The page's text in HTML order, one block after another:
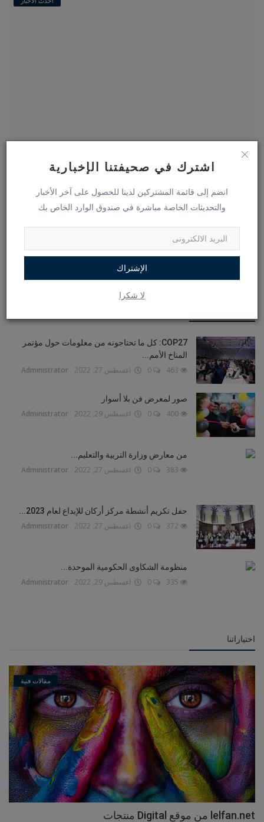
اشترك في صحيفتنا الإخبارية
انضم إلى قائمة المشتركين لدينا للحصول على آخر الأخبار
والتحديثات الخاصة مباشرة في صندوق الوارد الخاص بك
الإشتراك
لا شكرا
من معارض وزارة التربية والتعليم...
Administrator اغسطس 27, 2022 0
افتتحت وزارة التربية والتعليم والتعليم الفنى، الثلاثاء، معرضًا للاقتصاد
المنزلي للفصل الدراسي الأول للعام الدراسى 2023/2022، بالقا...
اقرأ أكثر
COP27: كل ما تحتاجونه من معلومات حول مؤتمر
المناخ الأمم...
Administrator اغسطس 27, 2022
صور لمعرض فن بلا أسوار
Administrator اغسطس 29, 2022
من معارض وزارة التربية والتعليم...
Administrator اغسطس 27, 2022
حفل تكريم أنشطة مركز أركان للإبداع لعام 2023...
Administrator اغسطس 27, 2022
منظومة الشكاوى الحكومية الموحدة...
Administrator اغسطس 29, 2022
اختياراتنا
مقالات فنية
lelfan.net من موقع Digital منتجات